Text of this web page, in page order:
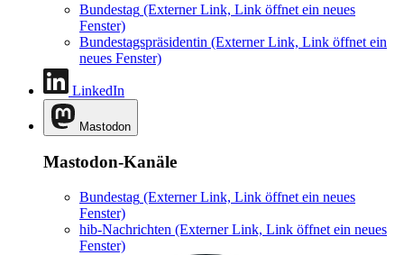
Bundestag (Externer Link, Link öffnet ein neues
Fenster)
Bundestagspräsidentin (Externer Link, Link öffnet ein
neues Fenster)
LinkedIn
Mastodon
Mastodon-Kanäle
Bundestag (Externer Link, Link öffnet ein neues
Fenster)
hib-Nachrichten (Externer Link, Link öffnet ein neues
Fenster)